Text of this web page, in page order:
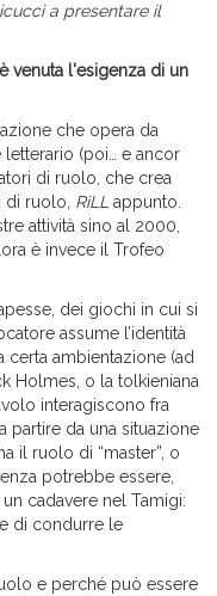
a presentare il
venuta l'esigenza di un
che opera da
(poi… e ancor
di ruolo, che crea
di ruolo, RiLL appunto.
attività sino al 2000,
è invece il Trofeo
dei giochi in cui si
assume l’identità
ambientazione (ad
Holmes, o la tolkieniana
interagiscono fra
partire da una situazione
il ruolo di “master”, o
potrebbe essere,
cadavere nel Tamigi:
di condurre le
e perché può essere